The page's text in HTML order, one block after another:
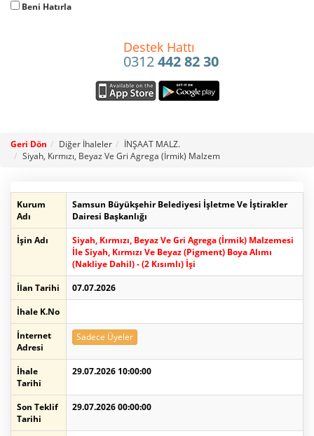
Beni Hatırla
Destek Hattı
0312442 82 30
Geri Dön Diğer İhaleler
İNŞAAT MALZ.
Siyah, Kırmızı, Beyaz Ve Gri Agrega (İrmik) Malzem
Kurum
Adı
Samsun Büyükşehir Belediyesi İşletme Ve İştirakler
Dairesi Başkanlığı
İşin Adı
Siyah, Kırmızı, Beyaz Ve Gri Agrega (İrmik) Malzemesi
İle Siyah, Kırmızı Ve Beyaz (Pigment) Boya Alımı
(Nakliye Dahil) - (2 Kısımlı) İşi
İlan Tarihi
07.07.2026
İhale K.No
İnternet
Adresi
Sadece Üyeler
İhale
Tarihi
29.07.2026 10:00:00
Son Teklif
Tarihi
29.07.2026 00:00:00